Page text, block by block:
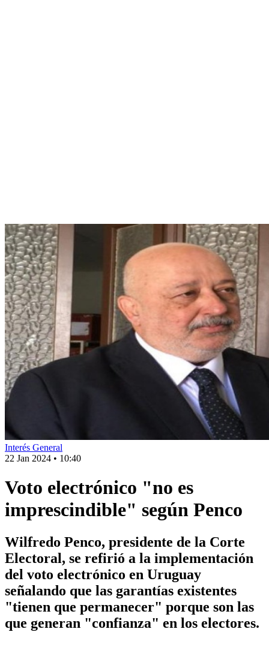
Interés General
22 Jan 2024 • 10:40
Voto electrónico "no es
imprescindible" según Penco
Wilfredo Penco, presidente de la Corte
Electoral, se refirió a la implementación
del voto electrónico en Uruguay
señalando que las garantías existentes
"tienen que permanecer" porque son las
que generan "confianza" en los electores.